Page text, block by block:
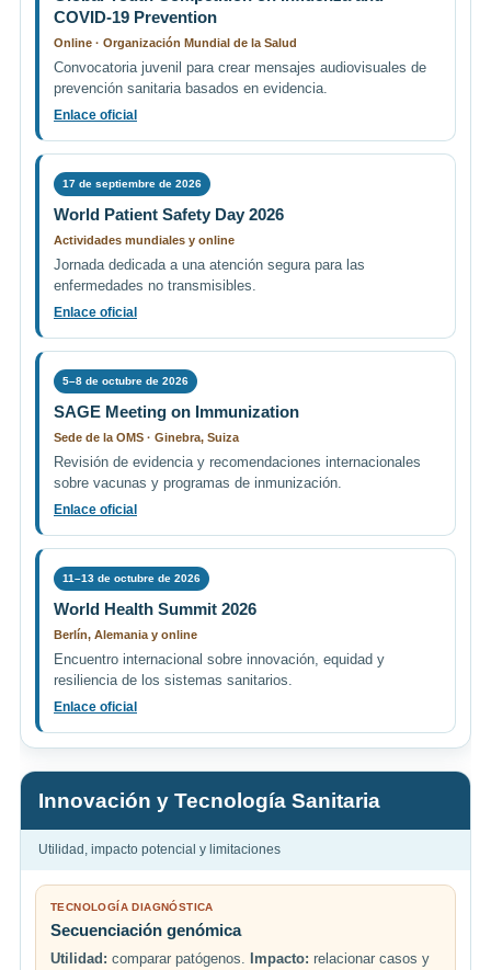
COVID-19 Prevention
Online · Organización Mundial de la Salud
Convocatoria juvenil para crear mensajes audiovisuales de
prevención sanitaria basados en evidencia.
Enlace oficial
17 de septiembre de 2026
World Patient Safety Day 2026
Actividades mundiales y online
Jornada dedicada a una atención segura para las
enfermedades no transmisibles.
Enlace oficial
5–8 de octubre de 2026
SAGE Meeting on Immunization
Sede de la OMS · Ginebra, Suiza
Revisión de evidencia y recomendaciones internacionales
sobre vacunas y programas de inmunización.
Enlace oficial
11–13 de octubre de 2026
World Health Summit 2026
Berlín, Alemania y online
Encuentro internacional sobre innovación, equidad y
resiliencia de los sistemas sanitarios.
Enlace oficial
Innovación y Tecnología Sanitaria
Utilidad, impacto potencial y limitaciones
TECNOLOGÍA DIAGNÓSTICA
Secuenciación genómica
Utilidad: comparar patógenos. Impacto: relacionar casos y